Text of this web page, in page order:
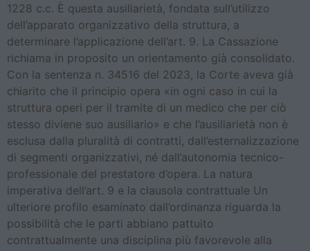
1228 c.c. È questa ausiliarietà, fondata sull’utilizzo
dell’apparato organizzativo della struttura, a
determinare l’applicazione dell’art. 9. La Cassazione
richiama in proposito un orientamento già consolidato.
Con la sentenza n. 34516 del 2023, la Corte aveva già
chiarito che il principio opera «in ogni caso in cui la
struttura operi per il tramite di un medico che per ciò
stesso diviene suo ausiliario» e che l’ausiliarietà non è
esclusa dalla pluralità di contratti, dall’esternalizzazione
di segmenti organizzativi, né dall’autonomia tecnico-
professionale del prestatore d’opera. La natura
imperativa dell’art. 9 e la clausola contrattuale Un
ulteriore profilo esaminato dall’ordinanza riguarda la
possibilità che le parti abbiano pattuito
contrattualmente una disciplina più favorevole alla